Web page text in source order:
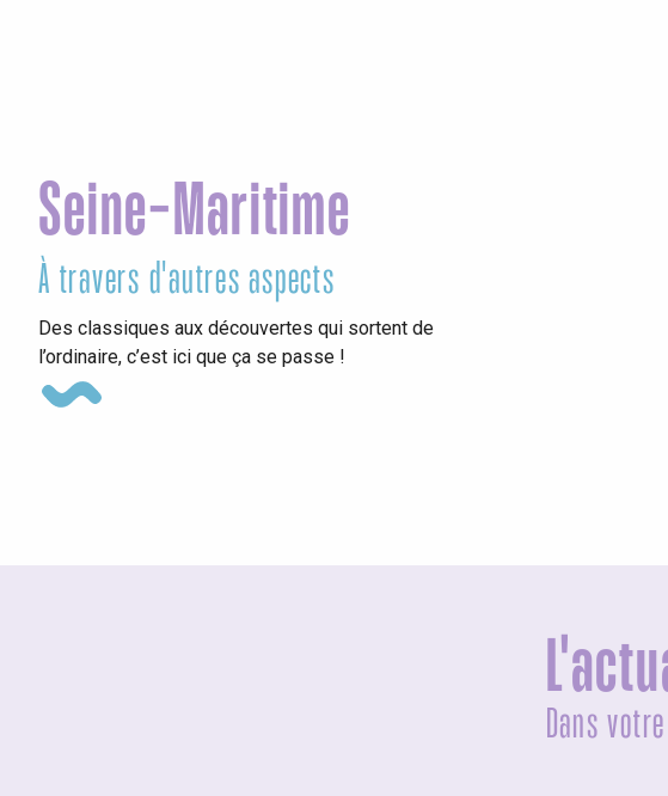
Seine-Maritime
À travers d'autres aspects
Des classiques aux découvertes qui sortent de
l’ordinaire, c’est ici que ça se passe !
Dans